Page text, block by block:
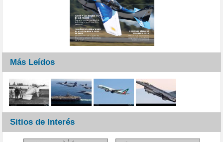
Más Leídos
Sitios de Interés